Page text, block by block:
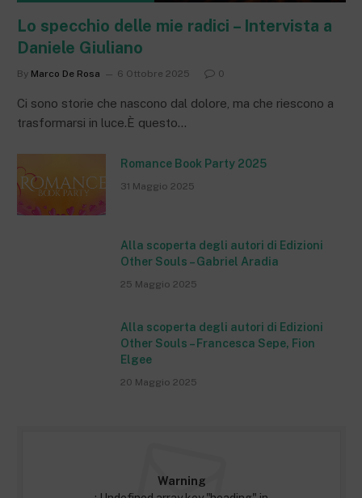
Lo specchio delle mie radici – Intervista a
Daniele Giuliano
By Marco De Rosa 6 Ottobre 2025 0
Ci sono storie che nascono dal dolore, ma che riescono a
trasformarsi in luce.È questo…
Romance Book Party 2025
31 Maggio 2025
Alla scoperta degli autori di Edizioni
Other Souls – Gabriel Aradia
25 Maggio 2025
Alla scoperta degli autori di Edizioni
Other Souls – Francesca Sepe, Fion
Elgee
20 Maggio 2025
Warning